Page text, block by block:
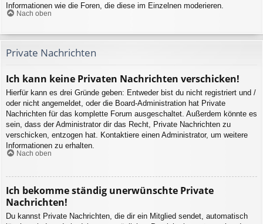
Informationen wie die Foren, die diese im Einzelnen moderieren.
Nach oben
Private Nachrichten
Ich kann keine Privaten Nachrichten verschicken!
Hierfür kann es drei Gründe geben: Entweder bist du nicht registriert und /
oder nicht angemeldet, oder die Board-Administration hat Private
Nachrichten für das komplette Forum ausgeschaltet. Außerdem könnte es
sein, dass der Administrator dir das Recht, Private Nachrichten zu
verschicken, entzogen hat. Kontaktiere einen Administrator, um weitere
Informationen zu erhalten.
Nach oben
Ich bekomme ständig unerwünschte Private
Nachrichten!
Du kannst Private Nachrichten, die dir ein Mitglied sendet, automatisch